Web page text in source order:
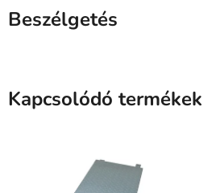
Beszélgetés
Kapcsolódó termékek